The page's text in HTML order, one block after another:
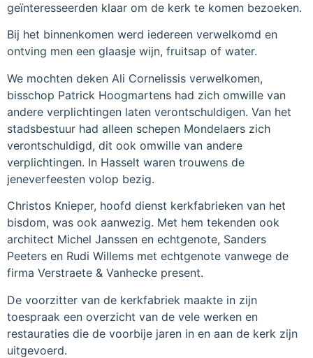
geïnteresseerden klaar om de kerk te komen bezoeken.
Bij het binnenkomen werd iedereen verwelkomd en
ontving men een glaasje wijn, fruitsap of water.
We mochten deken Ali Cornelissis verwelkomen,
bisschop Patrick Hoogmartens had zich omwille van
andere verplichtingen laten verontschuldigen. Van het
stadsbestuur had alleen schepen Mondelaers zich
verontschuldigd, dit ook omwille van andere
verplichtingen. In Hasselt waren trouwens de
jeneverfeesten volop bezig.
Christos Knieper, hoofd dienst kerkfabrieken van het
bisdom, was ook aanwezig. Met hem tekenden ook
architect Michel Janssen en echtgenote, Sanders
Peeters en Rudi Willems met echtgenote vanwege de
firma Verstraete & Vanhecke present.
De voorzitter van de kerkfabriek maakte in zijn
toespraak een overzicht van de vele werken en
restauraties die de voorbije jaren in en aan de kerk zijn
uitgevoerd.